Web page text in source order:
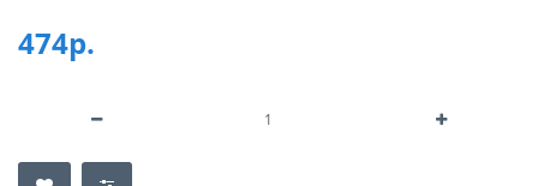
474р.